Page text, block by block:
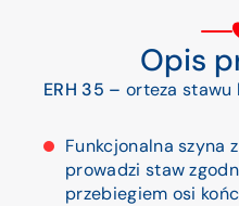
Opis
ERH 35 – orteza stawu
Funkcjonalna szyna
prowadzi staw
przebiegiem osi